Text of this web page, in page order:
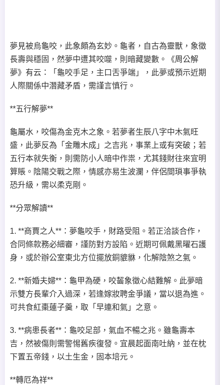
夢見被烏龜咬，此象頗為玄妙。龜者，自古為靈獸，象徵
長壽與穩固，然夢中遭其咬噬，則暗藏變數。《周公解
夢》有云：「龜咬手足，主口舌爭端」，此夢或預示近期
人際關係中潛藏矛盾，需謹言慎行。
**五行解夢**
龜屬水，咬傷為金克木之象。若夢者生辰八字中木氣旺
盛，此夢反為「金雕木成」之吉兆，事業上或有突破；若
五行本就失衡，則需防小人暗中作祟，尤其錢財往來宜明
算賬。陰陽交戰之際，情感亦易生波瀾，伴侶間瑣事爭執
恐升級，需以柔克剛。
**分眾解讀**
1. **商賈之人**：夢龜咬手，財路受阻。若正洽談合作，
合同條款務必細審，謹防對方設陷。近期可佩戴黑曜石護
身，或於辦公室東北方位擺放銅貔貅，化解陰煞之氣。
2. **新婚夫婦**：龜甲為硬，咬齧象徵心結難解。此夢暗
示雙方長輩介入過深，若逢嫁妝聘金爭議，當以退為進。
可共食紅棗蓮子羹，取「早連和氣」之意。
3. **病患長者**：龜咬足部，氣血不暢之兆。雖龜壽本
吉，然被傷則需警惕舊疾復發。宜晨起面南吐納，並在枕
下置五帝錢，以土生金，固本培元。
**轉厄為祥**